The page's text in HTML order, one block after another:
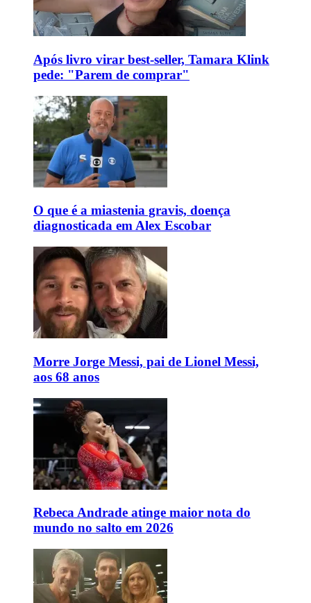
Após livro virar best-seller, Tamara Klink
pede: "Parem de comprar"
O que é a miastenia gravis, doença
diagnosticada em Alex Escobar
Morre Jorge Messi, pai de Lionel Messi,
aos 68 anos
Rebeca Andrade atinge maior nota do
mundo no salto em 2026